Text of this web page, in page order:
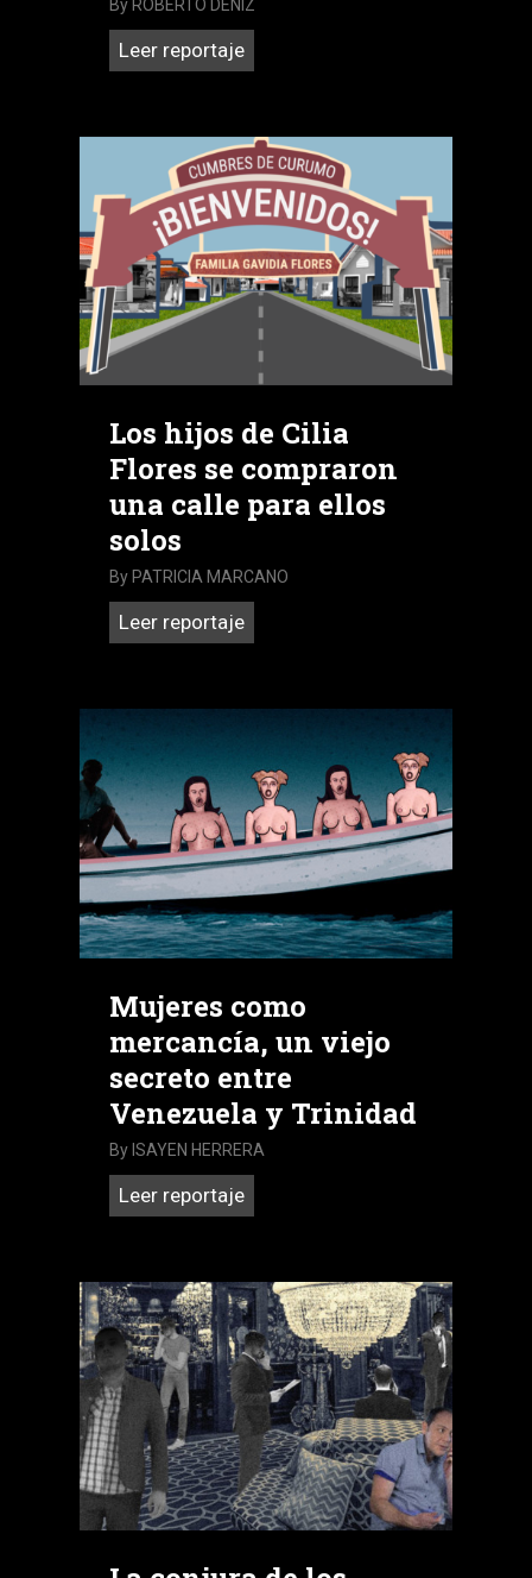
By ROBERTO DENIZ
Leer reportaje¿Necesita
reputación?
Se
alquilan
diputados
para
tal
fin
Los hijos de Cilia
Flores se compraron
una calle para ellos
solos
By PATRICIA MARCANO
Leer reportajeLos
se
compraron
una
calle
para
ellos
Mujeres como
mercancía, un viejo
secreto entre
Venezuela y Trinidad
ByISAYEN HERRERA
Leer reportajeMujeres
un
viejo
secreto
entre
Venezuela
Trinidad